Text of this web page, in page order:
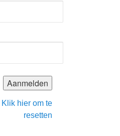
Klik hier om te
resetten